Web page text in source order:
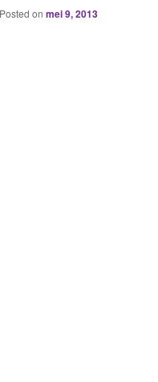
Posted on mei 9, 2013